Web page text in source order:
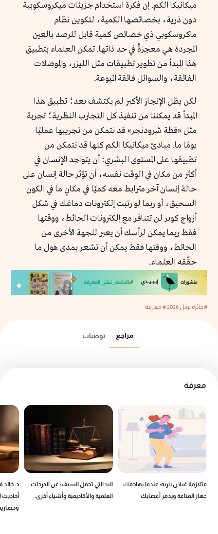
ميكانيكا الكم. إن فكرة استخدام جزيئات ميكروسكوبية
دون ذرية، بخصائصها الكمية، لتكوين نظام
ماكروسكوبي ذي خصائص كمية قابل للرصد بالعين
المجردة هي معجزةٌ في حد ذاتها. تمكن العلماء بتطبيق
هذا المبدأ من تطوير تطبيقات مثل الليزر، والموصلات
الفائقة، والسوائل فائقة الميوعة.
لكن يظل الإنجاز الأكبر لم يكتشف بعد؛ تطبيق هذا
المبدأ قد يمكننا من تنفيذ كل التجارب النظرية؛ تجربة
مثل «قطة شرودنجر» قد نتمكن من تجريبها عمليًا
يومًا ما. مبادئ ميكانيكا الكم كلها قد نتمكن من
تطبيقها على المستوى البشري: أن يتواجد الإنسان في
أكثر من مكان في الوقت نفسه، أن تؤثر حالة إنسان على
حالة إنسان آخر مترابط معه كميًا في مكانٍ ما في الكون
السحيق، أو ربما لو رتبت إلكترونات دماغك في شكل
أزواج كوبر لن تتنافر مع إلكترونات الحائط، ووقتها
فقط ربما يمكن لرأسك أن يعبر للجهة الأخرى من
الحائط، ووقتها فقط يمكن أن تشعر بمدى هول ما
حقّقه العلماء.
# جائزة نوبل 2026 # معرفة
مراجع توصيات
معرفة
متلازمة غيلان باريه: عندما يهاجمك
جهاز المناعة ويدمر أعصابك
اليد التي تحمل السيف: عن الدرجات
العلمية والأكاديمية وأشياء أخرى..
د.
أحاديث